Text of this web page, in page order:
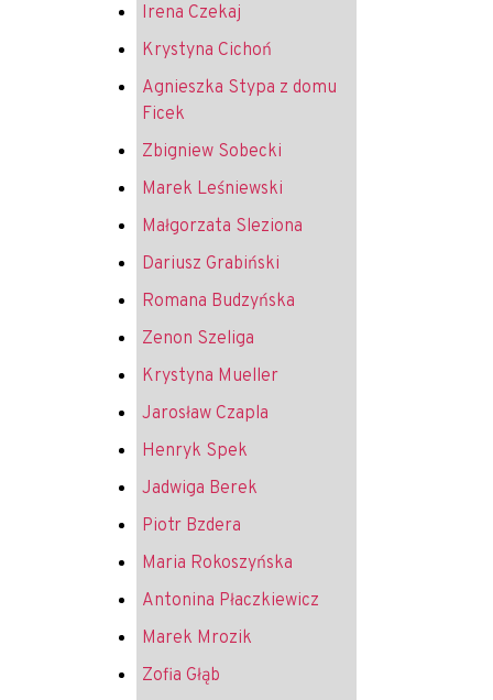
Irena Czekaj
Krystyna Cichoń
Agnieszka Stypa z domu
Ficek
Zbigniew Sobecki
Marek Leśniewski
Małgorzata Sleziona
Dariusz Grabiński
Romana Budzyńska
Zenon Szeliga
Krystyna Mueller
Jarosław Czapla
Henryk Spek
Jadwiga Berek
Piotr Bzdera
Maria Rokoszyńska
Antonina Płaczkiewicz
Marek Mrozik
Zofia Głąb